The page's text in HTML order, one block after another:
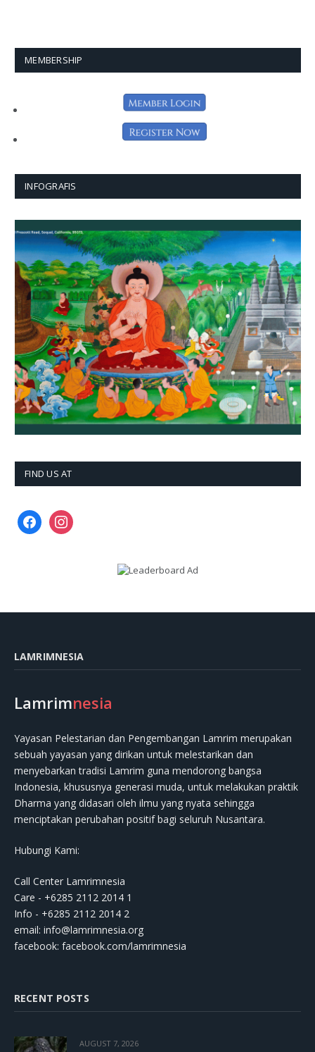
MEMBERSHIP
INFOGRAFIS
FIND US AT
facebookinstagram
LAMRIMNESIA
Lamrimnesia
Yayasan Pelestarian dan Pengembangan Lamrim merupakan
sebuah yayasan yang dirikan untuk melestarikan dan
menyebarkan tradisi Lamrim guna mendorong bangsa
Indonesia, khususnya generasi muda, untuk melakukan praktik
Dharma yang didasari oleh ilmu yang nyata sehingga
menciptakan perubahan positif bagi seluruh Nusantara.
Hubungi Kami:
Call Center Lamrimnesia
Care - +6285 2112 2014 1
Info - +6285 2112 2014 2
email: info@lamrimnesia.org
facebook: facebook.com/lamrimnesia
RECENT POSTS
AUGUST 7, 2026